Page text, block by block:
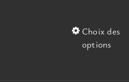
Choix des
options